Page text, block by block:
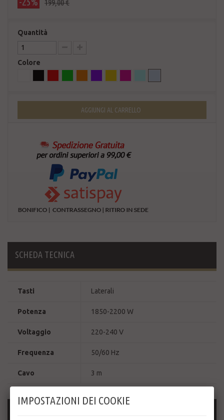
199,00 €
Quantità
Colore
AGGIUNGI AL CARRELLO
SCHEDA TECNICA
Tasti Laterali
Potenza 1850-2200 W
Voltaggio 220-240 V
Frequenza 50/60 Hz
Cavo 3 m
IMPOSTAZIONI DEI COOKIE